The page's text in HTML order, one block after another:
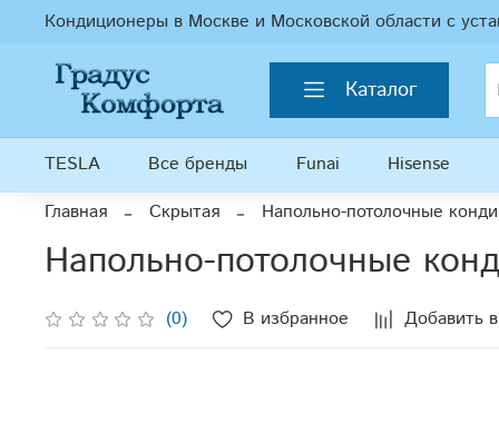
Кондиционеры в Москве и Московской области с
Каталог
TESLA Все бренды Funai Hisense
Главная
Скрытая Напольно-потолочные
Напольно-потолочные
(0) В избранное Добавить